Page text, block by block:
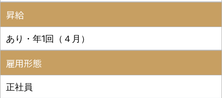
昇給
あり・年1回（４月）
雇用形態
正社員